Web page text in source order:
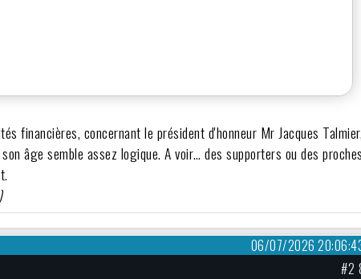
financières, concernant le président d'honneur Mr Jacques
âge semble assez logique. A voir… des supporters ou des proches
06/07/2026
#2